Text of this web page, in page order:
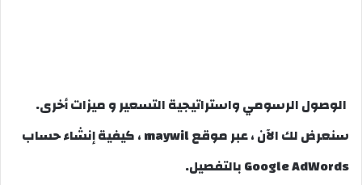
الوصول الرسومي واستراتيجية التسعير و ميزات أخرى.
سنعرض لك الآن ، عبر موقع maywil ، كيفية إنشاء حساب
Google AdWords بالتفصيل.